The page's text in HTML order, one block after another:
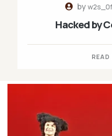
by
Hacked by
READ